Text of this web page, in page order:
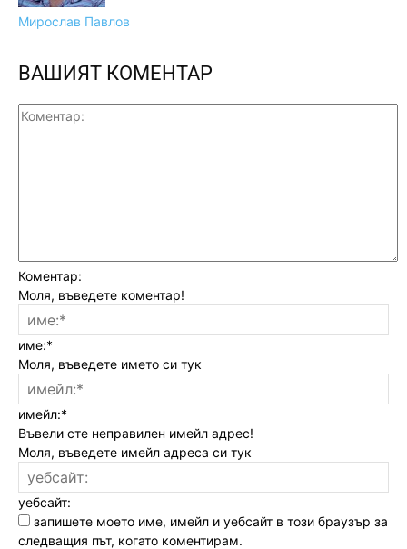
Мирослав Павлов
ВАШИЯТ КОМЕНТАР
Коментар:
Моля, въведете коментар!
име:*
Моля, въведете името си тук
имейл:*
Въвели сте неправилен имейл адрес!
Моля, въведете имейл адреса си тук
уебсайт:
запишете моето име, имейл и уебсайт в този браузър за
следващия път, когато коментирам.